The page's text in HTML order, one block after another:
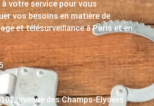
votre service pour vous
vos besoins en matière de
et télésurveillance à Paris et en
avenue des Champs-Elysées